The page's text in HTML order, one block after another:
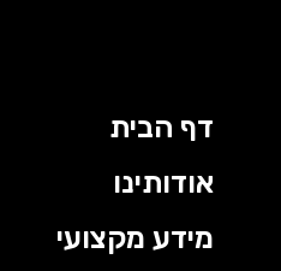
דף הבית
אודותינו
מידע מקצועי